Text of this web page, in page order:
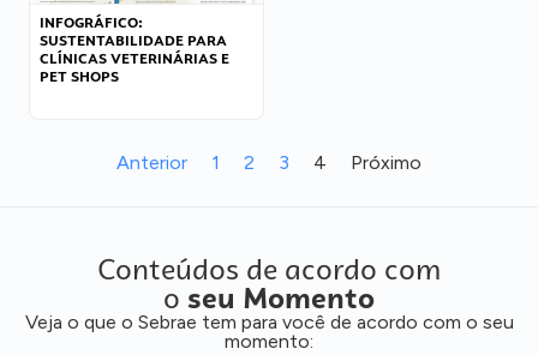
INFOGRÁFICO:
SUSTENTABILIDADE PARA
CLÍNICAS VETERINÁRIAS E
PET SHOPS
Anterior 1 2 3 4 Próximo
Conteúdos de acordo com
o seu Momento
Veja o que o Sebrae tem para você de acordo com o seu
momento: